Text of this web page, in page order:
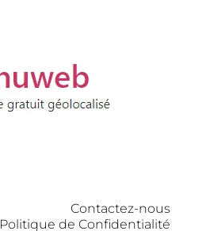
Contactez-nous
Politique de Confidentialité